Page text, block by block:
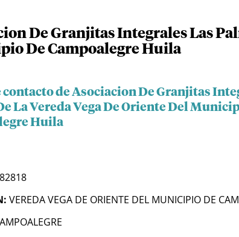
De Granjitas Integrales Las
De Campoalegre Huila
contacto de Asociacion De Granjitas
La Vereda Vega De Oriente Del
Huila
VEREDA VEGA DE ORIENTE DEL MUNICIPIO DE